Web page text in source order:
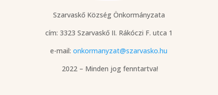
Szarvaskő Község Önkormányzata
cím: 3323 Szarvaskő II. Rákóczi F. utca 1
e-mail:onkormanyzat@szarvasko.hu
2022 – Minden jog fenntartva!